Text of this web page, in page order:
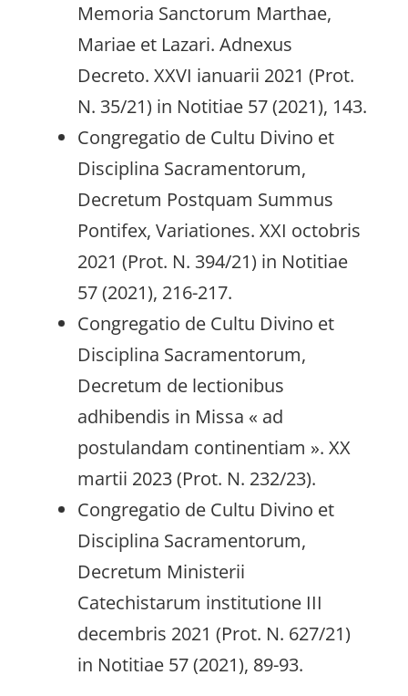
Memoria Sanctorum Marthae,
Mariae et Lazari. Adnexus
Decreto. XXVI ianuarii 2021 (Prot.
N. 35/21) in Notitiae 57 (2021), 143.
Congregatio de Cultu Divino et
Disciplina Sacramentorum,
Decretum Postquam Summus
Pontifex, Variationes. XXI octobris
2021 (Prot. N. 394/21) in Notitiae
57 (2021), 216-217.
Congregatio de Cultu Divino et
Disciplina Sacramentorum,
Decretum de lectionibus
adhibendis in Missa « ad
postulandam continentiam ». XX
martii 2023 (Prot. N. 232/23).
Congregatio de Cultu Divino et
Disciplina Sacramentorum,
Decretum Ministerii
Catechistarum institutione III
decembris 2021 (Prot. N. 627/21)
in Notitiae 57 (2021), 89-93.